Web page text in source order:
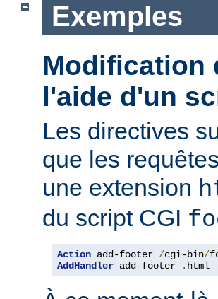
Exemples
Modification
l'aide d'un
Les directives
que les
une extension
du script CGI
Action add-footer /cgi-bin/
AddHandler add-footer . html